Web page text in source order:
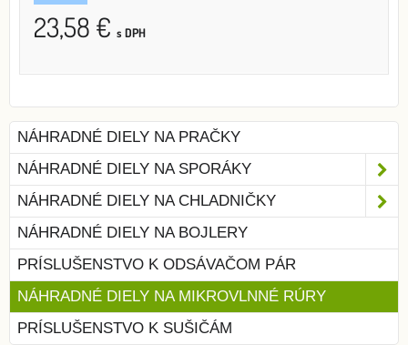
23,58 € s DPH
NÁHRADNÉ DIELY NA PRAČKY
NÁHRADNÉ DIELY NA SPORÁKY
NÁHRADNÉ DIELY NA CHLADNIČKY
NÁHRADNÉ DIELY NA BOJLERY
PRÍSLUŠENSTVO K ODSÁVAČOM PÁR
NÁHRADNÉ DIELY NA MIKROVLNNÉ RÚRY
PRÍSLUŠENSTVO K SUŠIČÁM